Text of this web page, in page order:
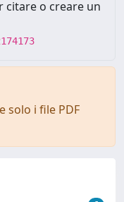
citare o creare un
solo i file PDF